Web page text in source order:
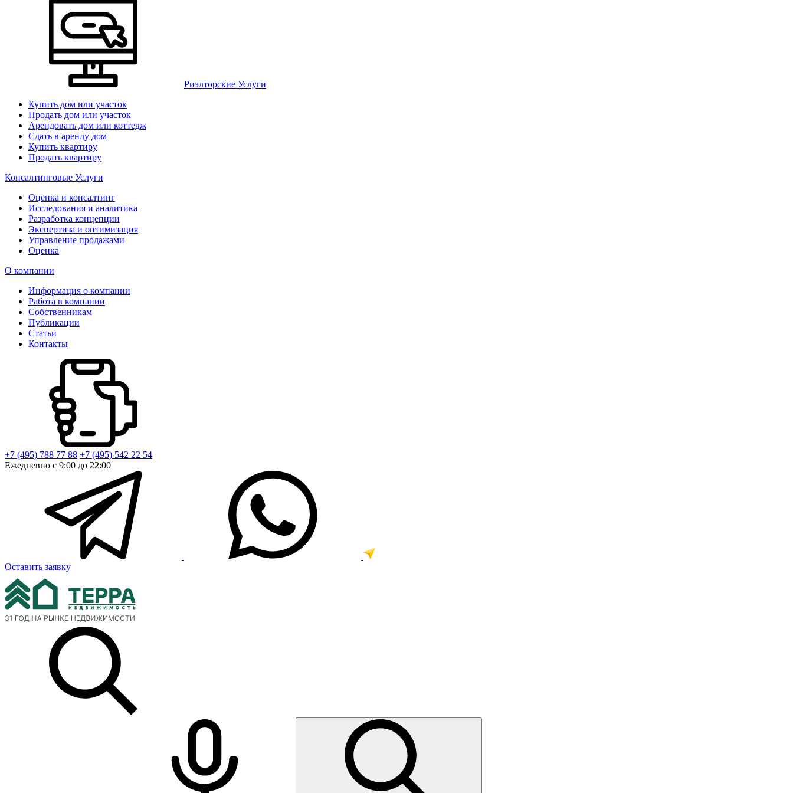
Риэлторские Услуги
Купить дом или участок
Продать дом или участок
Арендовать дом или коттедж
Сдать в аренду дом
Купить квартиру
Продать квартиру
Консалтинговые Услуги
Оценка и консалтинг
Исследования и аналитика
Разработка концепции
Экспертиза и оптимизация
Управление продажами
Оценка
О компании
Информация о компании
Работа в компании
Собственникам
Публикации
Статьи
Контакты
+7 (495) 788 77 88 +7 (495) 542 22 54
Ежедневно с 9:00 до 22:00
Оставить заявку